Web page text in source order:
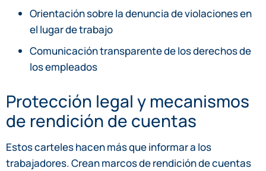
Orientación sobre la denuncia de violaciones en
el lugar de trabajo
Comunicación transparente de los derechos de
los empleados
Protección legal y mecanismos
de rendición de cuentas
Estos carteles hacen más que informar a los
trabajadores. Crean marcos de rendición de cuentas